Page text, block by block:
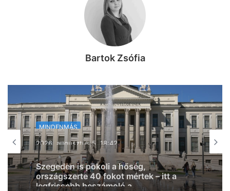
Bartok Zsófia
MINDENMÁS
2026, augusztus 5. 18:42
MINDENMÁS
2026, augusztus 5. 18:01
Csütörtökön tetőzik a kánikula, 40
fokos hőség lesz Szegeden